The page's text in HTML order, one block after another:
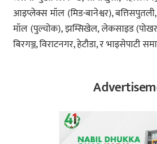
आइप्लेक्स मॉल (मिड-बानेश्वर),
मॉल (पुल्चोक), झम्सिखेल, लेकसाइड
बिरगञ्ज, विराटनगर, हेटौडा, र भाइसेपाटी